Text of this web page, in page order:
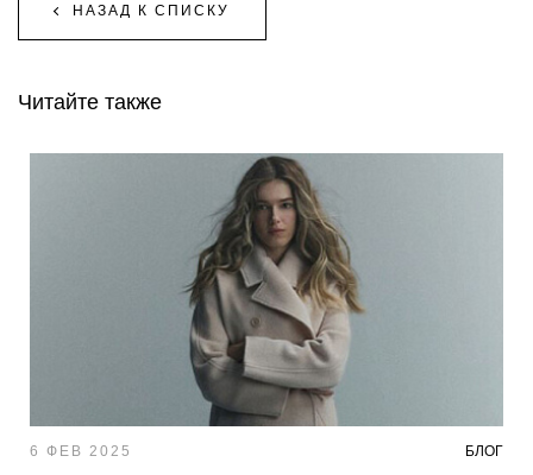
НАЗАД К СПИСКУ
Читайте также
6 ФЕВ 2025 БЛОГ